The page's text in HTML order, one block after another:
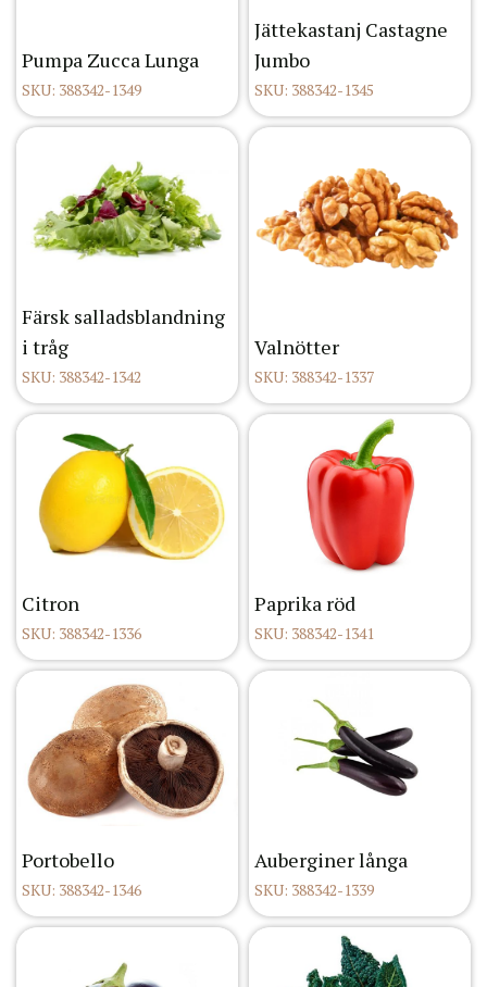
Pumpa Zucca Lunga
SKU: 388342-1349
Jättekastanj Castagne
Jumbo
SKU: 388342-1345
Färsk salladsblandning
i tråg
SKU: 388342-1342
Valnötter
SKU: 388342-1337
Citron
SKU: 388342-1336
Paprika röd
SKU: 388342-1341
Portobello
SKU: 388342-1346
Auberginer långa
SKU: 388342-1339